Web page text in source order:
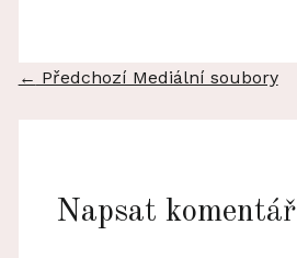
Navigace
← Předchozí Mediální soubory
Napsat komentář